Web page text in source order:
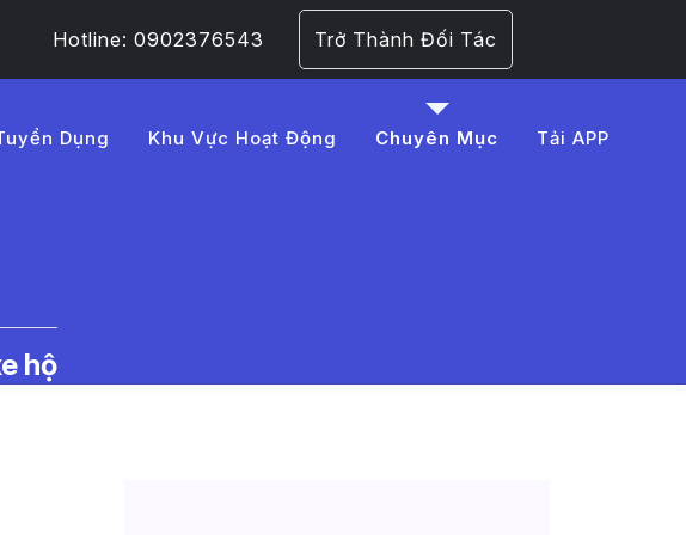
Hotline: 0902376543 Trở Thành Đối Tác
Dụng Khu Vực Hoạt Động Chuyên Mục Tải APP
hộ
| LMD - Trang 1​